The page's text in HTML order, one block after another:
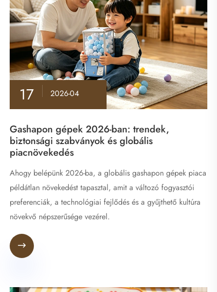
17 2026-04
Gashapon gépek 2026-ban: trendek,
biztonsági szabványok és globális
piacnövekedés
Ahogy belépünk 2026-ba, a globális gashapon gépek piaca
példátlan növekedést tapasztal, amit a változó fogyasztói
preferenciák, a technológiai fejlődés és a gyűjthető kultúra
növekvő népszerűsége vezérel.
